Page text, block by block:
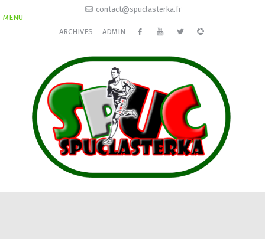
contact@spuclasterka.fr
ARCHIVES ADMIN
MENU